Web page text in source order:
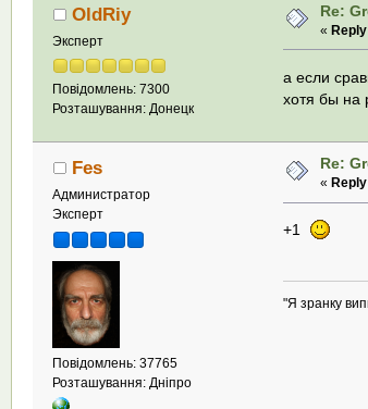
OldRiy
Эксперт
Повідомлень: 7300
Розташування: Донецк
Re:
«
а если
хотя бы на
Fes
Администратор
Эксперт
Повідомлень: 37765
Розташування: Дніпро
Re:
«
+1
"Я зранку